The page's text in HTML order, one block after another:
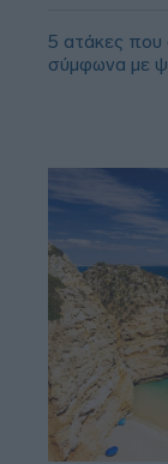
5 ατάκες που
σύμφωνα με